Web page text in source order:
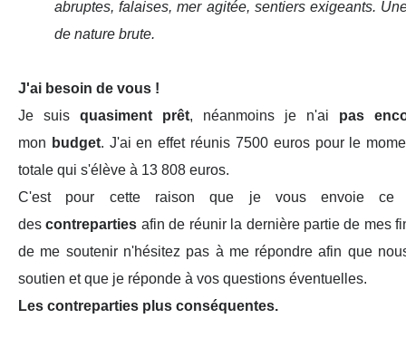
abruptes, falaises, mer agitée, sentiers exigeants.
de nature brute.
J'ai besoin de vous !
Je suis quasiment prêt, néanmoins je n'ai pas
mon budget. J'ai en effet réunis 7500 euros pour le
totale qui s'élève à 13 808 euros.
C'est pour cette raison que je vous envoie
descontreparties afin de réunir la dernière partie de mes
de me soutenir n'hésitez pas à me répondre afin que
soutien et que je réponde à vos questions éventuelles.
Les contreparties plus conséquentes.